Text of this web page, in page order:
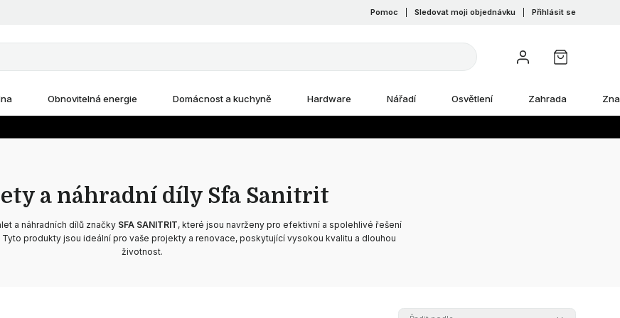
Pomoc Sledovat moji objednávku Přihlásit se
Obnovitelná energie Domácnost a kuchyně Hardware Nářadí Osvětlení Zahrada
a náhradní díly Sfa Sanitrit
a náhradních dílů značky SFA SANITRIT, které jsou navrženy pro efektivní a spolehlivé řešení
produkty jsou ideální pro vaše projekty a renovace, poskytující vysokou kvalitu a dlouhou
životnost.